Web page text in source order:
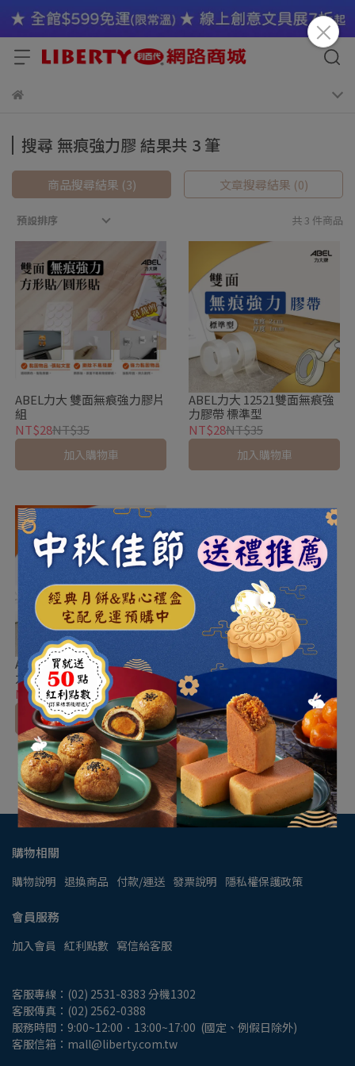
搜尋 無痕強力膠 結果共 3 筆
商品搜尋結果 (3) 文章搜尋結果 (0)
預設排序 共 3 件商品
ABEL力大 雙面無痕強力膠片
組
NT$28NT$35
加入購物車
ABEL力大 12521雙面無痕強
力膠帶 標準型
NT$28NT$35
加入購物車
ABEL力大 12522雙面無痕強
力膠帶 加厚型
NT$40NT$50
加入購物車
購物相關
購物說明 退換商品 付款/運送 發票說明 隱私權保護政策
會員服務
加入會員 紅利點數 寫信給客服
客服專線：(02) 2531-8383 分機1302
客服傳真：(02) 2562-0388
服務時間：9:00~12:00．13:00~17:00  (國定、例假日除外)
客服信箱：mall@liberty.com.tw